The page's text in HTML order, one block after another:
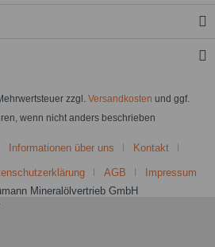
zzgl. Versandkosten und ggf.
wenn nicht anders beschrieben
Informationen über uns Kontakt
AGB
Impressum
Mineralölvertrieb GmbH